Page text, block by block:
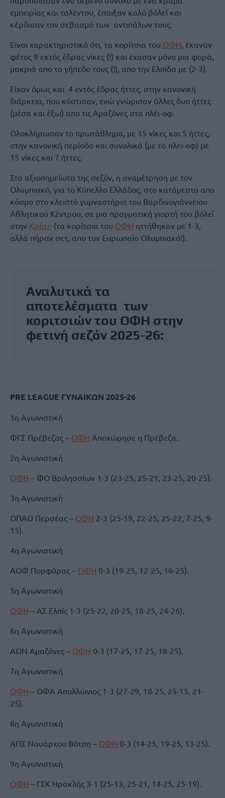
εμπειρίας και ταλέντου, έπαιξαν καλό βόλεϊ και
κέρδισαν τον σεβασμό των αντιπάλων τους.
Είναι χαρακτηριστικό ότι, τα κορίτσια του ΟΦΗ, έκαναν
φέτος 9 εκτός έδρας νίκες (!) και έχασαν μόνο μια φορά,
μακριά απο το γήπεδο τους (!), απο την Ελπίδα με (2-3).
Είχαν όμως και 4 εντός έδρας ήττες, στην κανονική
διάρκεια, που κόστισαν, ενώ γνώρισαν άλλες δυο ήττες
(μέσα και έξω) απο τις Αμαζόνες στα πλέι-οφ.
Ολοκλήρωσαν το πρωτάθλημα, με 15 νίκες και 5 ήττες,
στην κανονική περίοδο και συνολικά (με τα πλει-οφ) με
15 νίκες και 7 ήττες.
Στα αξιοσημείωτα της σεζόν, η αναμέτρηση με τον
Ολυμπιακό, για το Κύπελλο Ελλάδος, στο κατάμεστο απο
κόσμο στο κλειστό γυμναστήριο του Βαρδινογιάννειου
Αθλητικού Κέντρου, σε μια πραγματική γιορτή του βόλεϊ
στην Κρήτη (τα κορίτσια του ΟΦΗ ηττήθηκαν με 1-3,
αλλά πήραν σετ, απο τον Ευρωπαϊο Ολυμπιακό!).
Αναλυτικά τα
αποτελέσματα των
κοριτσιών του ΟΦΗ στην
φετινή σεζόν 2025-26:
PRE LEAGUE ΓΥΝΑΙΚΩΝ 2025-26
1η Αγωνιστική
ΦΓΣ Πρέβεζας – ΟΦΗ Αποχώρησε η Πρέβεζα.
2η Αγωνιστική
ΟΦΗ – ΦΟ Βριλησσίων 1-3 (23-25, 25-21, 23-25, 20-25).
3η Αγωνιστική
ΟΠΑΘ Περσέας – ΟΦΗ 2-3 (25-19, 22-25, 25-22, 7-25, 9-
15).
4η Αγωνιστική
ΑΟΦ Πορφύρας – ΟΦΗ 0-3 (19-25, 12-25, 16-25).
5η Αγωνιστική
ΟΦΗ – ΑΣ Ελπίς 1-3 (25-22, 20-25, 18-25, 24-26).
6η Αγωνιστική
ΑΟΝ Αμαζόνες – ΟΦΗ 0-3 (17-25, 17-25, 18-25).
7η Αγωνιστική
ΟΦΗ – ΟΦΑ Απολλώνιος 1-3 (27-29, 18-25, 25-15, 21-
25).
8η Αγωνιστική
ΑΠΣ Ναυάρχου Βότση – ΟΦΗ 0-3 (14-25, 19-25, 13-25).
9η Αγωνιστική
ΟΦΗ – ΓΣΚ Ηρακλής 3-1 (25-13, 25-21, 14-25, 25-19).